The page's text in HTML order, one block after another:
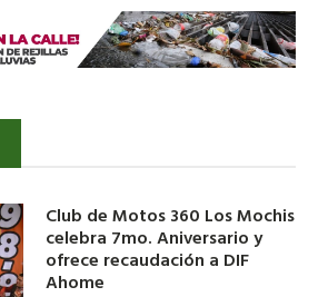
Club de Motos 360 Los Mochis
celebra 7mo. Aniversario y
ofrece recaudación a DIF
Ahome